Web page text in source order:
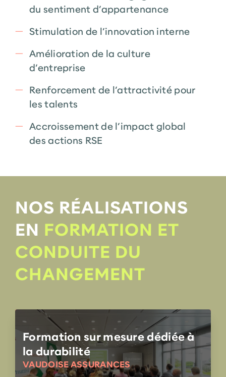
du sentiment d’appartenance
Stimulation de l’innovation interne
Amélioration de la culture
d’entreprise
Renforcement de l’attractivité pour
les talents
Accroissement de l’impact global
des actions RSE
NOS RÉALISATIONS
EN FORMATION ET
CONDUITE DU
CHANGEMENT
Formation sur mesure dédiée à
la durabilité
VAUDOISE ASSURANCES